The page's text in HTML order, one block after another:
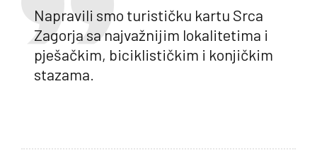
Napravili smo turističku kartu Srca
Zagorja sa najvažnijim lokalitetima i
pješačkim, biciklističkim i konjičkim
stazama.